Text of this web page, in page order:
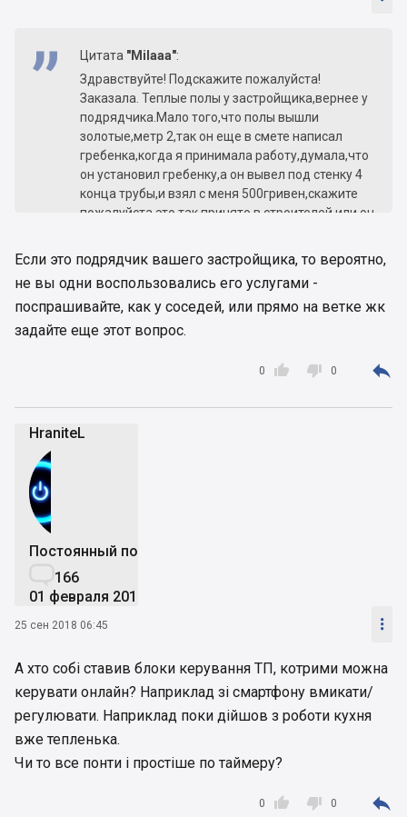
Цитата "Milaaa":
Здравствуйте! Подскажите пожалуйста!
Заказала. Теплые полы у застройщика,вернее у
подрядчика.Мало того,что полы вышли
золотые,метр 2,так он еще в смете написал
гребенка,когда я принимала работу,думала,что
он установил гребенку,а он вывел под стенку 4
конца трубы,и взял с меня 500гривен,скажите
пожалуйста,это так принято в строителей или он
Если это подрядчик вашего застройщика, то вероятно,
не вы одни воспользовались его услугами -
поспрашивайте, как у соседей, или прямо на ветке жк
задайте еще этот вопрос.

0  0 
HraniteL
Постоянный пользователь
166
01 февраля 2016
25 сен 2018 06:45 
А хто собі ставив блоки керування ТП, котрими можна
керувати онлайн? Наприклад зі смартфону вмикати/
регулювати. Наприклад поки дійшов з роботи кухня
вже тепленька.
Чи то все понти і простіше по таймеру?

0  0 